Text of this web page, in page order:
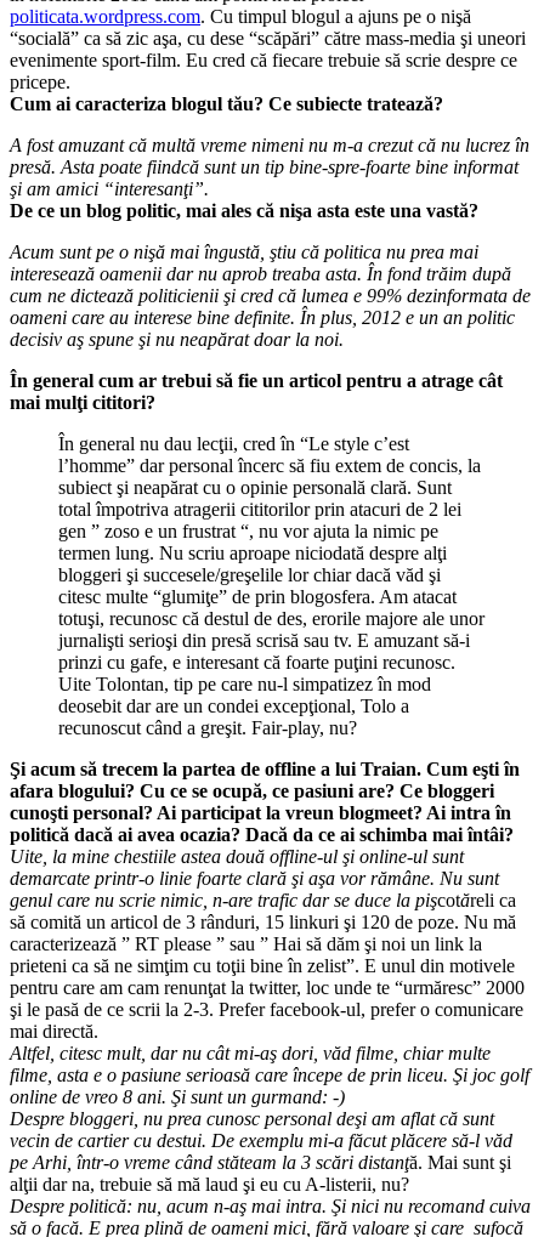
politicata.wordpress.com. Cu timpul blogul a ajuns pe o nişă
“socială” ca să zic aşa, cu dese “scăpări” către mass-media şi uneori
evenimente sport-film. Eu cred că fiecare trebuie să scrie despre ce
pricepe.
Cum ai caracteriza blogul tău? Ce subiecte tratează?
A fost amuzant că multă vreme nimeni nu m-a crezut că nu lucrez în
presă. Asta poate fiindcă sunt un tip bine-spre-foarte bine informat
şi am amici “interesanţi”.
De ce un blog politic, mai ales că nişa asta este una vastă?
Acum sunt pe o nişă mai îngustă, ştiu că politica nu prea mai
interesează oamenii dar nu aprob treaba asta. În fond trăim după
cum ne dictează politicienii şi cred că lumea e 99% dezinformata de
oameni care au interese bine definite. În plus, 2012 e un an politic
decisiv aş spune şi nu neapărat doar la noi.
În general cum ar trebui să fie un articol pentru a atrage cât
mai mulţi cititori?
În general nu dau lecţii, cred în “Le style c’est
l’homme” dar personal încerc să fiu extem de concis, la
subiect şi neapărat cu o opinie personală clară. Sunt
total împotriva atragerii cititorilor prin atacuri de 2 lei
gen ” zoso e un frustrat “, nu vor ajuta la nimic pe
termen lung. Nu scriu aproape niciodată despre alţi
bloggeri şi succesele/greşelile lor chiar dacă văd şi
citesc multe “glumiţe” de prin blogosfera. Am atacat
totuşi, recunosc că destul de des, erorile majore ale unor
jurnalişti serioşi din presă scrisă sau tv. E amuzant să-i
prinzi cu gafe, e interesant că foarte puţini recunosc.
Uite Tolontan, tip pe care nu-l simpatizez în mod
deosebit dar are un condei excepţional, Tolo a
recunoscut când a greşit. Fair-play, nu?
Şi acum să trecem la partea de offline a lui Traian. Cum eşti în
afara blogului? Cu ce se ocupă, ce pasiuni are? Ce bloggeri
cunoşti personal? Ai participat la vreun blogmeet? Ai intra în
politică dacă ai avea ocazia? Dacă da ce ai schimba mai întâi?
Uite, la mine chestiile astea două offline-ul şi online-ul sunt
demarcate printr-o linie foarte clară şi aşa vor rămâne. Nu sunt
genul care nu scrie nimic, n-are trafic dar se duce la pişcotăreli ca
să comită un articol de 3 rânduri, 15 linkuri şi 120 de poze. Nu mă
caracterizează ” RT please ” sau ” Hai să dăm şi noi un link la
prieteni ca să ne simţim cu toţii bine în zelist”. E unul din motivele
pentru care am cam renunţat la twitter, loc unde te “urmăresc” 2000
şi le pasă de ce scrii la 2-3. Prefer facebook-ul, prefer o comunicare
mai directă.
Altfel, citesc mult, dar nu cât mi-aş dori, văd filme, chiar multe
filme, asta e o pasiune serioasă care începe de prin liceu. Şi joc golf
online de vreo 8 ani. Şi sunt un gurmand: -)
Despre bloggeri, nu prea cunosc personal deşi am aflat că sunt
vecin de cartier cu destui. De exemplu mi-a făcut plăcere să-l văd
pe Arhi, într-o vreme când stăteam la 3 scări distanţă. Mai sunt şi
alţii dar na, trebuie să mă laud şi eu cu A-listerii, nu?
Despre politică: nu, acum n-aş mai intra. Şi nici nu recomand cuiva
să o facă. E prea plină de oameni mici, fără valoare şi care sufocă